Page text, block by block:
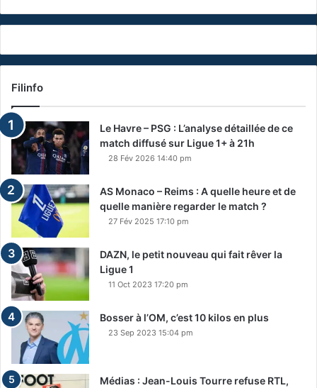
Filinfo
Le Havre – PSG : L’analyse détaillée de ce
match diffusé sur Ligue 1+ à 21h
28 Fév 2026 14:40 pm
AS Monaco – Reims : A quelle heure et de
quelle manière regarder le match ?
27 Fév 2025 17:10 pm
DAZN, le petit nouveau qui fait rêver la
Ligue 1
11 Oct 2023 17:20 pm
Bosser à l’OM, c’est 10 kilos en plus
23 Sep 2023 15:04 pm
Médias : Jean-Louis Tourre refuse RTL,